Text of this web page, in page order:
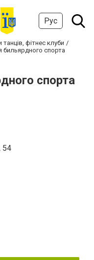
Рус
фітнес клуби
бильярдного спорта
спорта
54